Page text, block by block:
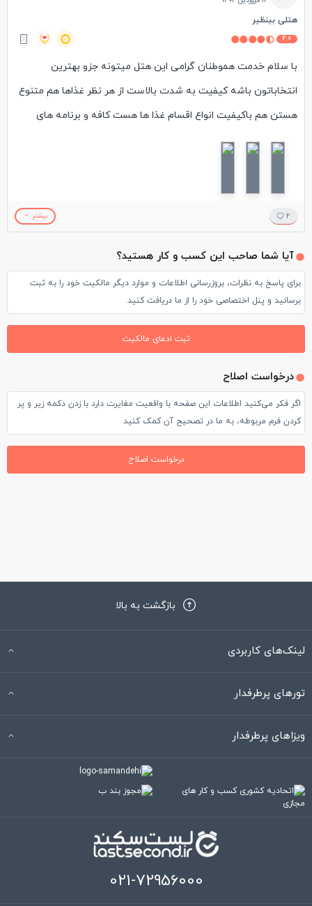
هتلی بینظیر
4.6
با سلام خدمت هموطنان گرامی این هتل میتونه جزو بهترین
انتخاباتون باشه کیفیت به شدت بالاست از هر نظر غذاها هم متنوع
هستن هم باکیفیت انواع اقسام غذا ها هست کافه و برنامه های
سرگرمی بسیار خوبی داره مثل موزیک زنده و دارت تنیس فوتبال
دارن در عید نوروز هم تفریحات آبی آب گرم داره به شدت این هتل
2 بیشتر
آیا شما صاحب این کسب و کار هستید؟
برای پاسخ به نظرات، بروزرسانی اطلاعات و موارد دیگر مالکیت خود را به ثبت
برسانید و پنل اختصاصی خود را از ما دریافت کنید.
ثبت ادعای مالکیت
درخواست اصلاح
اگر فکر می‌کنید اطلاعات این صفحه با واقعیت مغایرت دارد با زدن دکمه زیر و پر
کردن فرم مربوطه، به ما در تصحیح آن کمک کنید
درخواست اصلاح
بازگشت به بالا
لینک‌های کاربردی
تورهای پرطرفدار
ویزاهای پرطرفدار
021-72956000